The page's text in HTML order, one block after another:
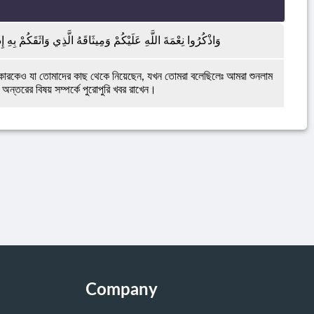
وَاذْكُرُوا نِعْمَةَ اللَّهِ عَلَيْكُمْ وَمِيثَاقَهُ الَّذِي وَاثَقَكُمْ بِهِ
যা তোমাদের কাছ থেকে নিয়েছেন, যখন তোমরা বলেছিলেঃ আমরা শুনলাম
বিষয় সম্পর্কে পুরোপুরি খবর রাখেন।
Company